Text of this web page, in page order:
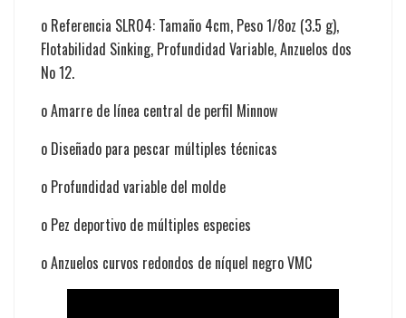
o Referencia SLR04: Tamaño 4cm, Peso 1/8oz (3.5 g),
Flotabilidad Sinking, Profundidad Variable, Anzuelos dos
No 12.
oAmarre de línea central de perfil Minnow
o Diseñado para pescar múltiples técnicas
o Profundidad variable del molde
o Pez deportivo de múltiples especies
oAnzuelos curvos redondos de níquel negro VMC